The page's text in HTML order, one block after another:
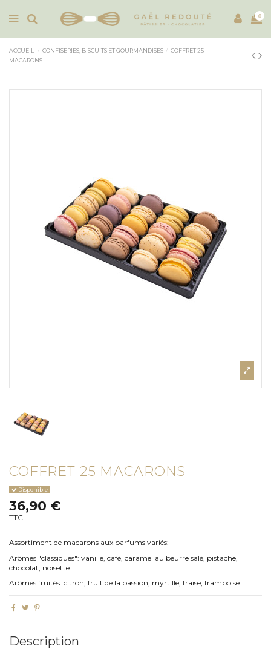
0
ACCUEIL CONFISERIES, BISCUITS ET GOURMANDISES
COFFRET 25
MACARONS
COFFRET 25 MACARONS
Disponible
36,90 €
TTC
Assortiment de macarons aux parfums variés:
Arômes "classiques": vanille, café, caramel au beurre salé, pistache,
chocolat, noisette
Arômes fruités: citron, fruit de la passion, myrtille, fraise, framboise
Description